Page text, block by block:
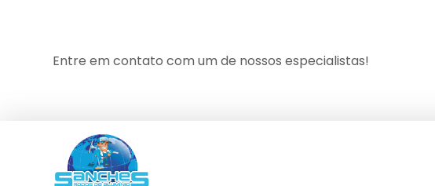
Entre em contato com um de nossos especialistas!